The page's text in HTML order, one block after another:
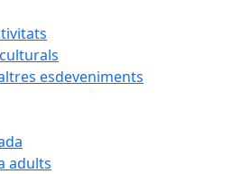
esdeveniments
adults